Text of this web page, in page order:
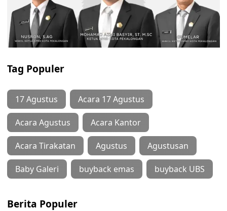
Tag Populer
17 Agustus Acara 17 Agustus
Acara Agustus Acara Kantor
Acara Tirakatan Agustus Agustusan
Baby Galeri buyback emas buyback UBS
Berita Populer